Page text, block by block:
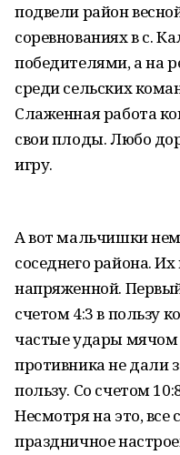
подвели район
соревнованиях в с.
победителями, а на
среди сельских
Слаженная работа
свои плоды. Любо
игру.
А вот мальчишки
соседнего района.
напряженной.
счетом 4:3 в пользу
частые удары мячом
противника не дали
пользу. Со счетом
Несмотря на это, все
праздничное